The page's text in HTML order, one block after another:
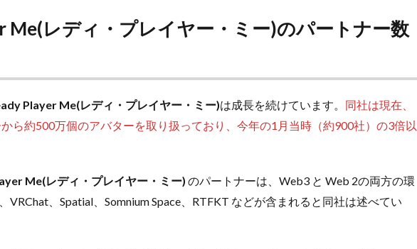
Me(レディ・プレイヤー・ミー)のパートナー数
Player Me(レディ・プレイヤー・ミー)は成長を続けています。 同社は現在、
ら約500万個のアバターを取り扱っており、今年の1月当時（約900社）の3倍以
Me(レディ・プレイヤー・ミー) のパートナーは、Web3 と Web 2の両方の環
VRChat、Spatial、Somnium Space、RTFKT などが含まれると同社は述べてい